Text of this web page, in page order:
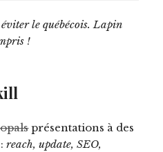
le québécois. Lapin
!
présentations à des
:reach, update, SEO,